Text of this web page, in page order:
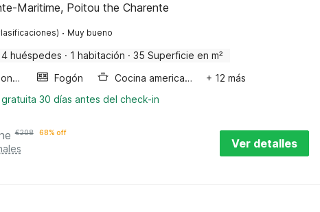
Maritime, Poitou the Charente
· Muy bueno
4 huéspedes · 1 habitación · 35 Superficie en m²
Horno microondas
Fogón Cocina americana
+ 12 más
30 días antes del check-in
€208 68% off
Ver detalles